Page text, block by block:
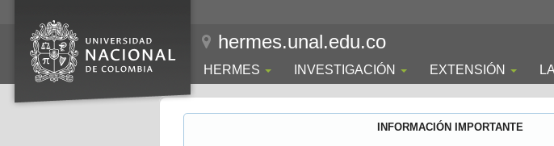
hermes.unal.edu.co
HERMES INVESTIGACIÓN EXTENSIÓN
INFORMACIÓN IMPORTANTE